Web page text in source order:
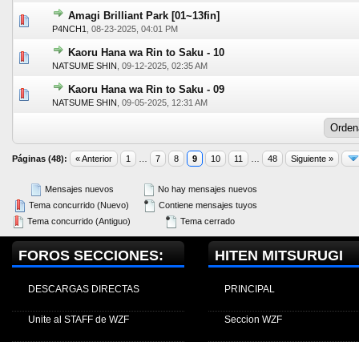
Amagi Brilliant Park [01~13fin]
P4NCH1 08-23-2025, 04:01 PM
0 voto(s) - Media 0 de 5
1 2 345
Kaoru Hana wa Rin to Saku - 10
NATSUME SHIN 09-12-2025, 02:35 AM
0 voto(s) - Media 0 de 5
1 23 45
Kaoru Hana wa Rin to Saku - 09
NATSUME SHIN 09-05-2025, 12:31 AM
0 voto(s) - Media 0 de 5
1 23 45
Páginas (48): « Anterior 1 7 8 9 10 11 48 Siguiente »
Mensajes nuevos
Tema concurrido (Nuevo)
Tema concurrido (Antiguo)
No hay mensajes nuevos
Contiene mensajes tuyos
Tema cerrado
FOROS SECCIONES:
DESCARGAS DIRECTAS
Unite al STAFF de WZF
HITEN MITSURUGI
PRINCIPAL
Seccion WZF